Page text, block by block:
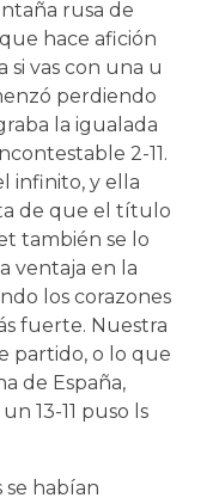
rusa de
hace afición
si vas con una u
perdiendo
la igualada
2-11.
infinito, y ella
de que el título
también se lo
ventaja en la
los corazones
fuerte. Nuestra
partido, o lo que
de España,
13-11 puso ls
se habían